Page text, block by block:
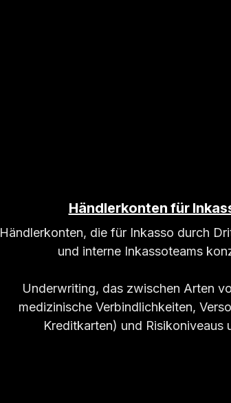
Händlerkonten für
Händlerkonten, die für Inkasso durch
und interne Inkassoteams
Underwriting, das zwischen Arten
medizinische Verbindlichkeiten,
Kreditkarten) und Risikoniveaus